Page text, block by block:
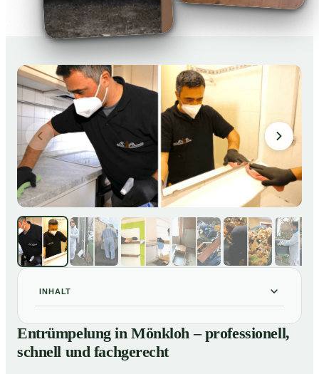
INHALT
01Entrümpelung in Mönkloh – professionell, schnell und
fachgerecht
Unsere Leistungen im Überblick
Entrümpelung in Mönkloh – professionell,
schnell und fachgerecht